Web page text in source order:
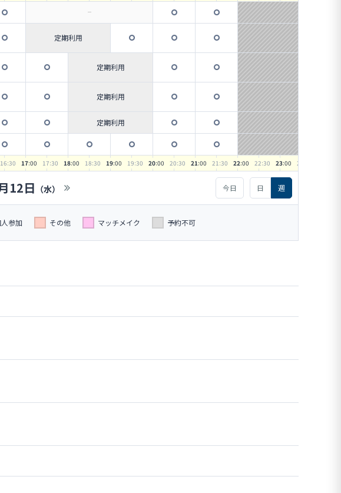
定期利用
定期利用
定期利用
定期利用
16:30 17:00 17:30 18:00 18:30 19:00 19:30 20:00 20:30 21:00 21:30 22:00 22:30 23:00 23
12日 （水） 今日 日 週
参加 その他 マッチメイク 予約不可